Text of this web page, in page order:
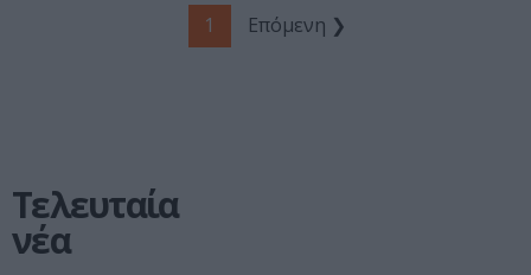
1 Επόμενη ❯
Τελευταία
νέα